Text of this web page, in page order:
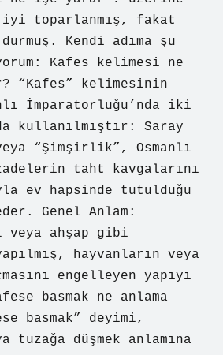
toparlanmış, fakat
Kendi adıma şu
Kafes kelimesi ne
“Kafes” kelimesinin
İmparatorluğu’nda iki
kullanılmıştır: Saray
“Şimşirlik”, Osmanlı
taht kavgalarını
ev hapsinde tutulduğu
Genel Anlam:
veya ahşap gibi
hayvanların veya
engelleyen yapıyı
basmak ne anlama
basmak” deyimi,
tuzağa düşmek anlamına